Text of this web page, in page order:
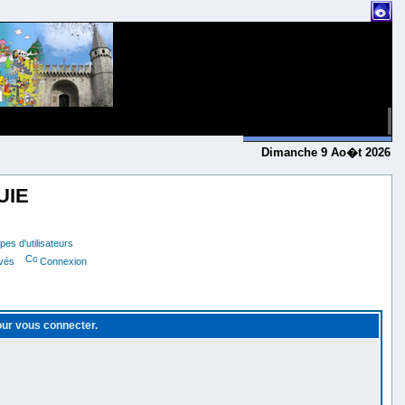
Dimanche 9 Ao�t 2026
d'utilisateurs
Connexion
vous connecter.